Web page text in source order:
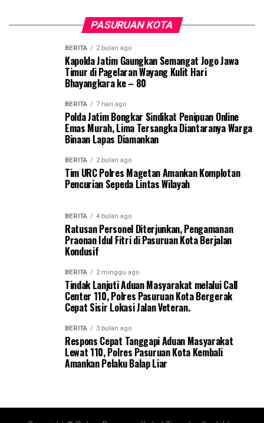
PASURUAN KOTA
BERITA 2 bulan ago
Kapolda Jatim Gaungkan Semangat Jogo Jawa
Timur di Pagelaran Wayang Kulit Hari
Bhayangkara ke – 80
BERITA 7 hari ago
Polda Jatim Bongkar Sindikat Penipuan Online
Emas Murah, Lima Tersangka Diantaranya Warga
Binaan Lapas Diamankan
BERITA 2 bulan ago
Tim URC Polres Magetan Amankan Komplotan
Pencurian Sepeda Lintas Wilayah
BERITA 4 bulan ago
Ratusan Personel Diterjunkan, Pengamanan
Praonan Idul Fitri di Pasuruan Kota Berjalan
Kondusif
BERITA 2 minggu ago
Tindak Lanjuti Aduan Masyarakat melalui Call
Center 110, Polres Pasuruan Kota Bergerak
Cepat Sisir Lokasi Jalan Veteran.
BERITA 3 bulan ago
Respons Cepat Tanggapi Aduan Masyarakat
Lewat 110, Polres Pasuruan Kota Kembali
Amankan Pelaku Balap Liar